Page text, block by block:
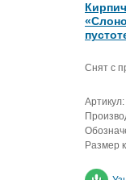
Снят с
Артикул:
Размер